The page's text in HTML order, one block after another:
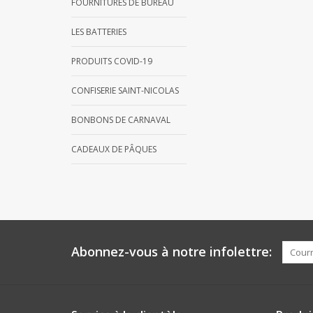
FOURNITURES DE BUREAU
LES BATTERIES
PRODUITS COVID-19
CONFISERIE SAINT-NICOLAS
BONBONS DE CARNAVAL
CADEAUX DE PÂQUES
Abonnez-vous à notre infolettre: